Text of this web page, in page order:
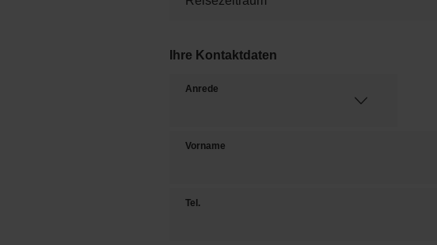
Ihre Kontaktdaten
Anrede
Vorname
Tel.